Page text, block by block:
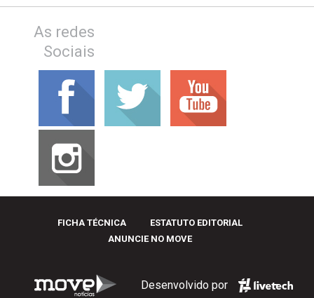
As redes
Sociais
FICHA TÉCNICA
ESTATUTO EDITORIAL
ANUNCIE NO MOVE
Desenvolvido por